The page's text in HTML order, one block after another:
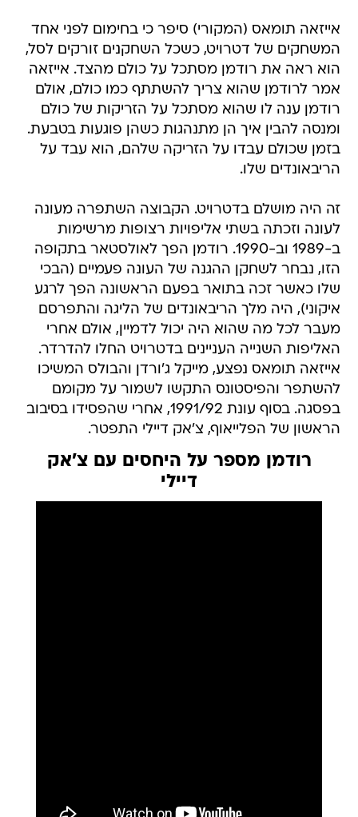
אייזאה תומאס (המקורי) סיפר כי בחימום לפני אחד
המשחקים של דטרויט, כשכל השחקנים זורקים לסל,
הוא ראה את רודמן מסתכל על כולם מהצד. אייזאה
אמר לרודמן שהוא צריך להשתתף כמו כולם, אולם
רודמן ענה לו שהוא מסתכל על הזריקות של כולם
ומנסה להבין איך הן מתנהגות כשהן פוגעות בטבעת.
בזמן שכולם עבדו על הזריקה שלהם, הוא עבד על
הריבאונדים שלו.
זה היה מושלם בדטרויט. הקבוצה השתפרה מעונה
לעונה וזכתה בשתי אליפויות רצופות מרשימות
ב-1989 וב-1990. רודמן הפך לאולסטאר בתקופה
הזו, נבחר לשחקן ההגנה של העונה פעמיים (הבכי
שלו כאשר זכה בתואר בפעם הראשונה הפך לרגע
איקוני), היה מלך הריבאונדים של הליגה והתפרסם
מעבר לכל מה שהוא היה יכול לדמיין, אולם אחרי
האליפות השנייה העניינים בדטרויט החלו להדרדר.
אייזאה תומאס נפצע, מייקל ג'ורדן והבולס המשיכו
להשתפר והפיסטונס התקשו לשמור על מקומם
בפסגה. בסוף עונת 1991/92, אחרי שהפסידו בסיבוב
הראשון של הפלייאוף, צ'אק דיילי התפטר.
רודמן מספר על היחסים עם צ'אק
דיילי